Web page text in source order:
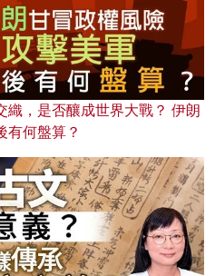
織，是否釀成世界大戰？ 伊朗
有何盤算？